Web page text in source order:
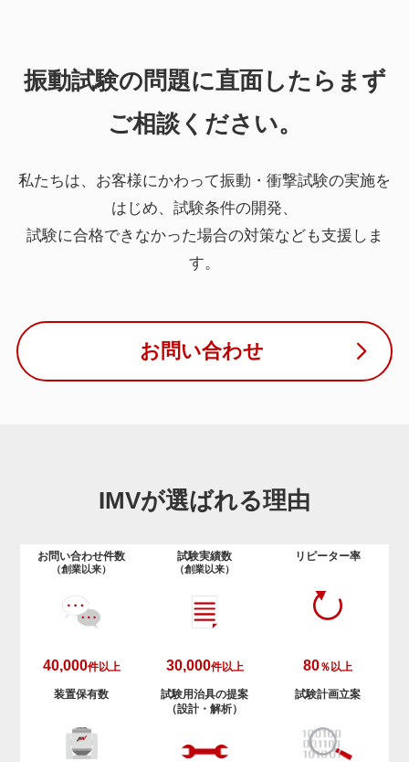
振動試験の問題に直面したらまず
ご相談ください。
私たちは、お客様にかわって振動・衝撃試験の実施を
はじめ、試験条件の開発、
試験に合格できなかった場合の対策なども支援しま
す。
お問い合わせ
IMVが選ばれる理由
お問い合わせ件数
（創業以来）
40,000件以上
試験実績数
（創業以来）
30,000件以上
リピーター率
80％以上
装置保有数
試験用治具の提案
（設計・解析）
試験計画立案